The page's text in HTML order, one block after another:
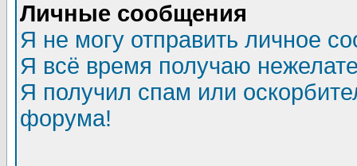
Личные сообщения
Я не могу отправить личное
Я всё время получаю
Я получил спам или
форума!